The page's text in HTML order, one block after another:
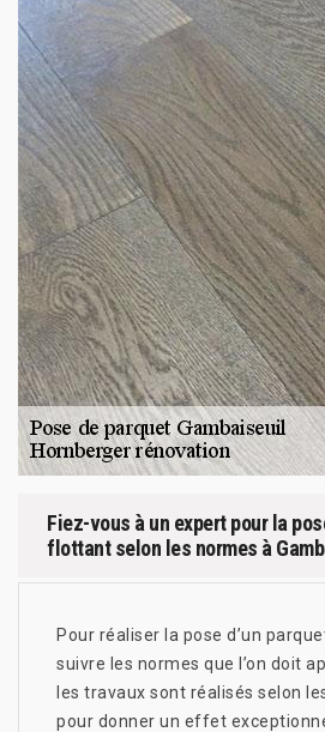
Fiez-vous à un expert pour la
flottant selon les normes à
Pour réaliser la pose d’un
suivre les normes que l’on doit
les travaux sont réalisés selon
pour donner un effet